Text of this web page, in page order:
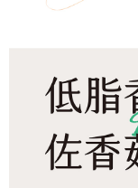
１．透過由恩沛科技
易，需依本服務之必
２．關於個人資料處理
https://aftee.tw/terms/
３．未成年的使用者請
「AFTEE先享後付」
４．使用「AFTEE先
時審查核予不同之上限